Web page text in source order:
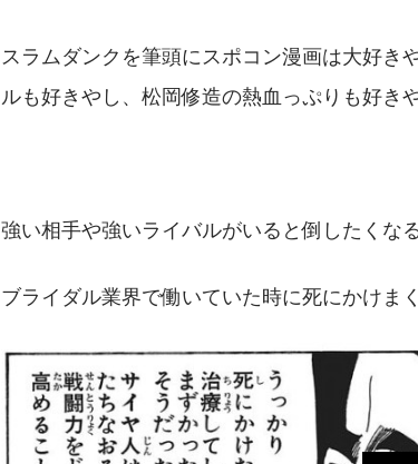
スラムダンクを筆頭にスポコン漫画は大好
ルも好きやし、松岡修造の熱血っぷりも好きや
強い相手や強いライバルがいると倒したくな
ブライダル業界で働いていた時に死にかけま